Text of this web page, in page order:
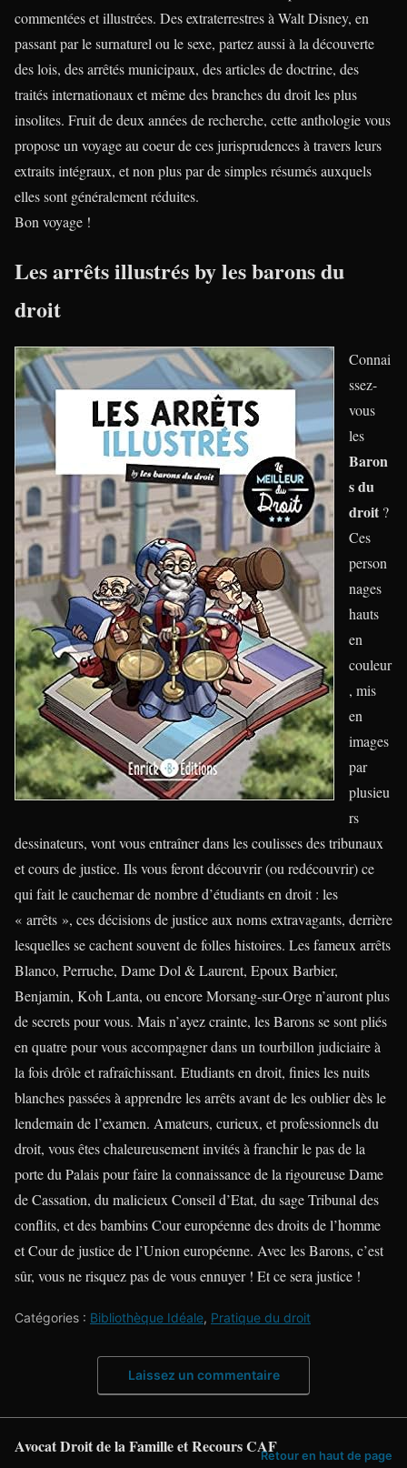
commentées et illustrées. Des extraterrestres à Walt Disney, en
passant par le surnaturel ou le sexe, partez aussi à la découverte
des lois, des arrêtés municipaux, des articles de doctrine, des
traités internationaux et même des branches du droit les plus
insolites. Fruit de deux années de recherche, cette anthologie vous
propose un voyage au coeur de ces jurisprudences à travers leurs
extraits intégraux, et non plus par de simples résumés auxquels
elles sont généralement réduites.
Bon voyage !
Les arrêts illustrés by les barons du
droit
Connai
ssez-
vous
les
Baron
s du
droit ?
Ces
person
nages
hauts
en
couleur
, mis
en
images
par
plusieu
rs
dessinateurs, vont vous entraîner dans les coulisses des tribunaux
et cours de justice. Ils vous feront découvrir (ou redécouvrir) ce
qui fait le cauchemar de nombre d’étudiants en droit : les
« arrêts », ces décisions de justice aux noms extravagants, derrière
lesquelles se cachent souvent de folles histoires. Les fameux arrêts
Blanco, Perruche, Dame Dol & Laurent, Epoux Barbier,
Benjamin, Koh Lanta, ou encore Morsang-sur-Orge n’auront plus
de secrets pour vous. Mais n’ayez crainte, les Barons se sont pliés
en quatre pour vous accompagner dans un tourbillon judiciaire à
la fois drôle et rafraîchissant. Etudiants en droit, finies les nuits
blanches passées à apprendre les arrêts avant de les oublier dès le
lendemain de l’examen. Amateurs, curieux, et professionnels du
droit, vous êtes chaleureusement invités à franchir le pas de la
porte du Palais pour faire la connaissance de la rigoureuse Dame
de Cassation, du malicieux Conseil d’Etat, du sage Tribunal des
conflits, et des bambins Cour européenne des droits de l’homme
et Cour de justice de l’Union européenne. Avec les Barons, c’est
sûr, vous ne risquez pas de vous ennuyer ! Et ce sera justice !
Catégories : Bibliothèque Idéale, Pratique du droit
Laissez un commentaire
Avocat Droit de la Famille et Recours CAFRetour en haut de page